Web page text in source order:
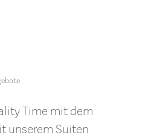
Time mit dem
unserem Suiten